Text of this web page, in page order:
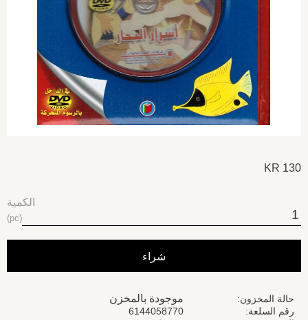
130
الكمية
pc
شراء
حالة المخزون موجودة بالمخزن
رقم السلعة
6144058770